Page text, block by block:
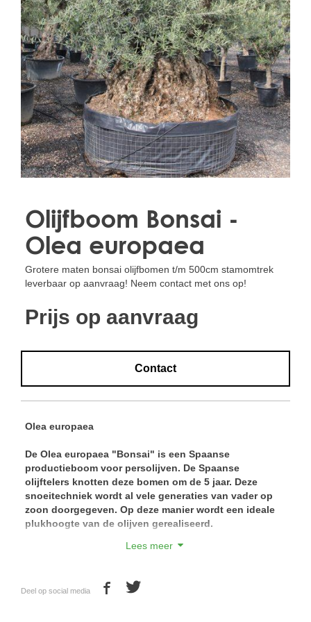
Treesafe
VORSTBESCHERMINGVOORBOMEN.NL
WINTERSCHUTZFUERBAEUME.DE
FROSTPROTECTIONFORTREES.CO.UK
Terracotta
TERRACOTTA.NL
TERRACOTTA.BE
TERRAKOTTA.DE
Olijfboom Bonsai -
Olea europaea
Grotere maten bonsai olijfbomen t/m 500cm stamomtrek
leverbaar op aanvraag! Neem contact met ons op!
Prijs op aanvraag
Contact
Olea europaea
De Olea europaea "Bonsai" is een Spaanse
productieboom voor persolijven. De Spaanse
olijftelers knotten deze bomen om de 5 jaar. Deze
snoeitechniek wordt al vele generaties van vader op
zoon doorgegeven. Op deze manier wordt een ideale
plukhoogte van de olijven gerealiseerd.
Door de korte, gedrongen vorm van deze boom is het
bijvoorbeeld op een terras. Deze olijfbomen zijn van
ongekende kwaliteit door strenge kwaliteitscontroles.
Lees meer
Deel op social media